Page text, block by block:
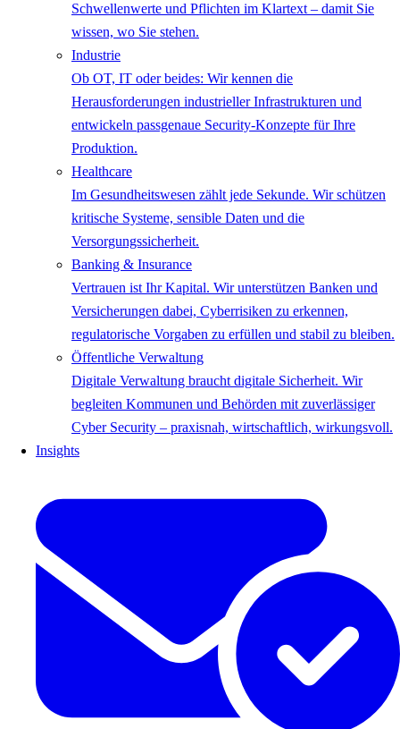
Schwellenwerte und Pflichten im Klartext – damit Sie
wissen, wo Sie stehen.
Industrie
Ob OT, IT oder beides: Wir kennen die
Herausforderungen industrieller Infrastrukturen und
entwickeln passgenaue Security-Konzepte für Ihre
Produktion.
Healthcare
Im Gesundheitswesen zählt jede Sekunde. Wir schützen
kritische Systeme, sensible Daten und die
Versorgungssicherheit.
Banking & Insurance
Vertrauen ist Ihr Kapital. Wir unterstützen Banken und
Versicherungen dabei, Cyberrisiken zu erkennen,
regulatorische Vorgaben zu erfüllen und stabil zu bleiben.
Öffentliche Verwaltung
Digitale Verwaltung braucht digitale Sicherheit. Wir
begleiten Kommunen und Behörden mit zuverlässiger
Cyber Security – praxisnah, wirtschaftlich, wirkungsvoll.
Insights